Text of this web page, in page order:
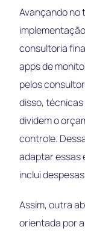
Avançando no
consultoria
apps de
pelos
disso,
dividem o
controle.
adaptar essas
inclui
Assim, outra
orientada por